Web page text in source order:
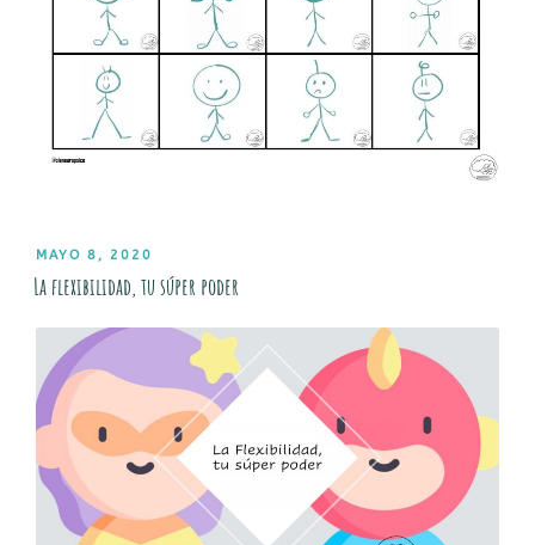
PUBLICADO
EL
MAYO 8, 2020
La flexibilidad, tu súper poder